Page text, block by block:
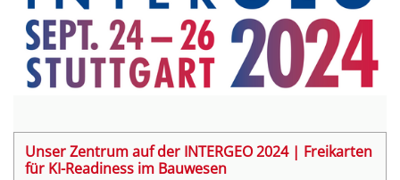
Unser Zentrum auf der INTERGEO 2024 | Freikarten
für KI-Readiness im Bauwesen